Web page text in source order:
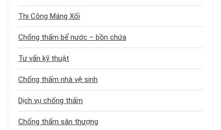
Thi Công Máng Xối
Chống thấm bể nước – bồn chứa
Tư vấn kỹ thuật
Chống thấm nhà vệ sinh
Dịch vụ chống thấm
Chống thấm sân thượng